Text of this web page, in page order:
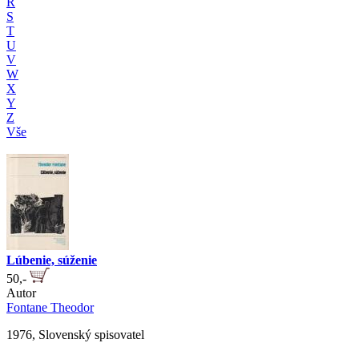
S
T
U
V
W
X
Y
Z
Vše
Lúbenie, súženie
50,-
Autor
Fontane Theodor
1976, Slovenský spisovatel